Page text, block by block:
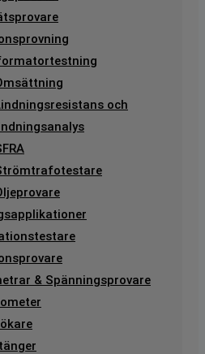
och
& Spänningsprovare